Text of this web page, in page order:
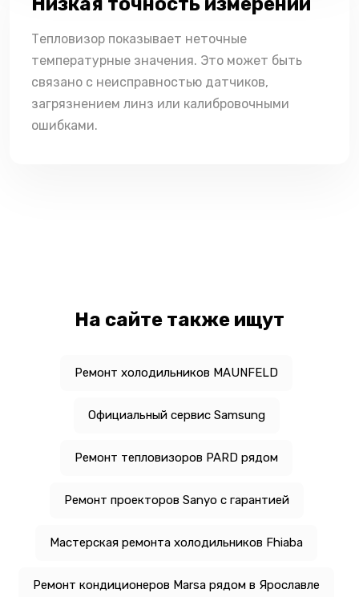
Тепловизор показывает неточные
температурные значения. Это может быть
связано с неисправностью датчиков,
загрязнением линз или калибровочными
ошибками.
На сайте также ищут
Ремонт холодильников MAUNFELD
Официальный сервис Samsung
Ремонт тепловизоров PARD рядом
Ремонт проекторов Sanyo с гарантией
Мастерская ремонта холодильников Fhiaba
Ремонт кондиционеров Marsa рядом в Ярославле